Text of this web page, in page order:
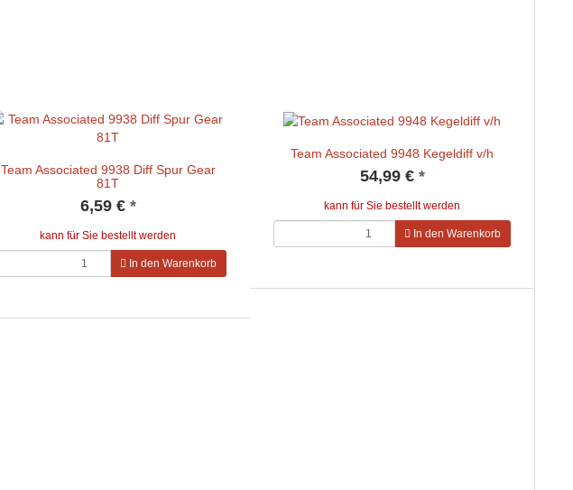
Team Associated 9938 Diff Spur Gear
81T
6,59 € *
kann für Sie bestellt werden
In den Warenkorb
Team Associated 9948 Kegeldiff v/h
54,99 € *
kann für Sie bestellt werden
In den Warenkorb